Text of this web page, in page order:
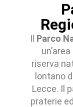
Il Parco
riserva
lontano
Lecce. Il
praterie